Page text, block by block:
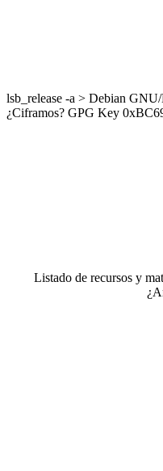
lsb_release -a > Debian
¿Ciframos? GPG Key
Listado de recursos y